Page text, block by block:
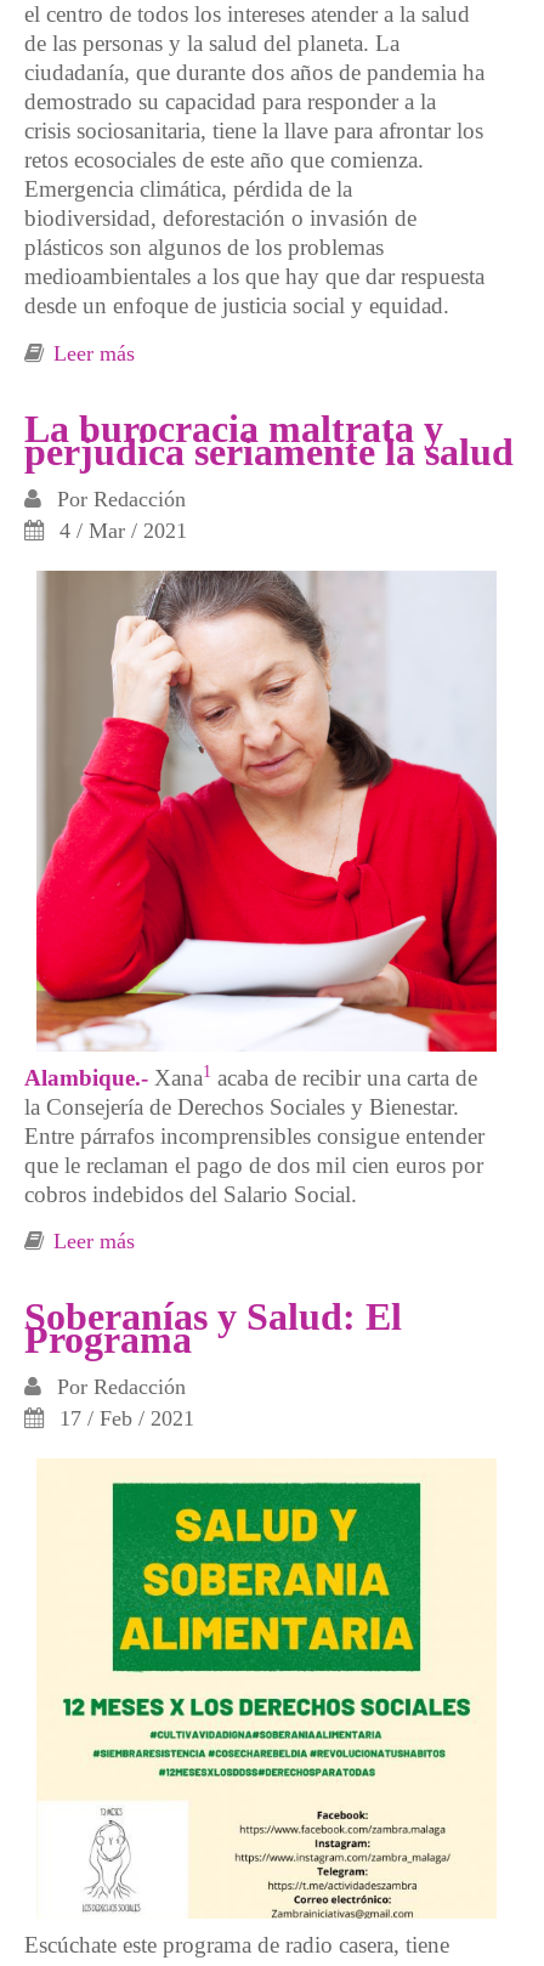
el centro de todos los intereses atender a la salud
de las personas y la salud del planeta. La
ciudadanía, que durante dos años de pandemia ha
demostrado su capacidad para responder a la
crisis sociosanitaria, tiene la llave para afrontar los
retos ecosociales de este año que comienza.
Emergencia climática, pérdida de la
biodiversidad, deforestación o invasión de
plásticos son algunos de los problemas
medioambientales a los que hay que dar respuesta
desde un enfoque de justicia social y equidad.
Leer más
recuperar la salud y la calle, los propósitos
para el 2022
La burocracia maltrata y
perjudica seriamente la salud
Por Redacción
4 / Mar / 2021
Alambique.- Xana1 acaba de recibir una carta de
la Consejería de Derechos Sociales y Bienestar.
Entre párrafos incomprensibles consigue entender
que le reclaman el pago de dos mil cien euros por
cobros indebidos del Salario Social.
Leer más
Soberanías y Salud: El
Programa
Por Redacción
17 / Feb / 2021
Escúchate este programa de radio casera, tiene